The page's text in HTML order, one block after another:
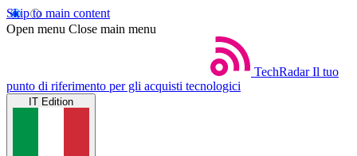
Skip to main content
Open menu Close main menu
TechRadar Il tuo
punto di riferimento per gli acquisti tecnologici
IT Edition